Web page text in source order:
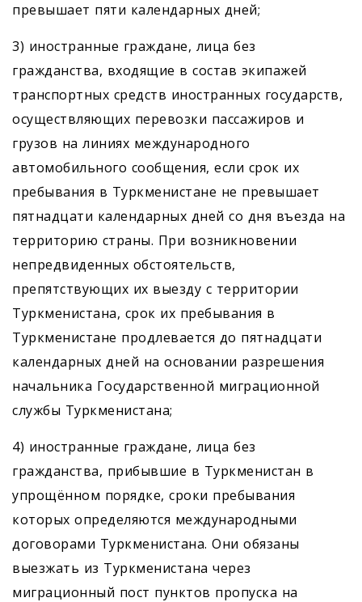
превышает пяти календарных дней;
3) иностранные граждане, лица без
гражданства, входящие в состав экипажей
транспортных средств иностранных государств,
осуществляющих перевозки пассажиров и
грузов на линиях международного
автомобильного сообщения, если срок их
пребывания в Туркменистане не превышает
пятнадцати календарных дней со дня въезда на
территорию страны. При возникновении
непредвиденных обстоятельств,
препятствующих их выезду с территории
Туркменистана, срок их пребывания в
Туркменистане продлевается до пятнадцати
календарных дней на основании разрешения
начальника Государственной миграционной
службы Туркменистана;
4) иностранные граждане, лица без
гражданства, прибывшие в Туркменистан в
упрощённом порядке, сроки пребывания
которых определяются международными
договорами Туркменистана. Они обязаны
выезжать из Туркменистана через
миграционный пост пунктов пропуска на